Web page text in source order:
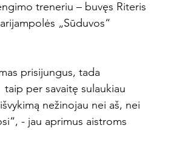
treneriu – buvęs Riteris
„Sūduvos“
prisijungus, tada
taip per savaitę sulaukiau
nežinojau nei aš, nei
- jau aprimus aistroms